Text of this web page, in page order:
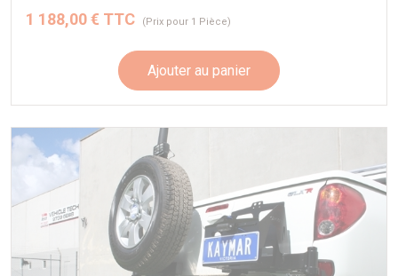
1 188,00 € TTC (Prix pour 1 Pièce)
Ajouter au panier